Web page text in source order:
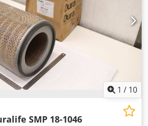
1 / 10
SMP 18-1046